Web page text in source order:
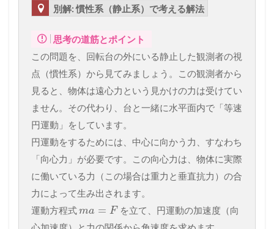
別解: 慣性系（静止系）で考える解法
思考の道筋とポイント
この問題を、回転台の外にいる静止した観測者の視
点（慣性系）から見てみましょう。この観測者から
見ると、物体は遠心力という見かけの力は受けてい
ません。その代わり、台と一緒に水平面内で「等速
円運動」をしています。
円運動をするためには、中心に向かう力、すなわち
「向心力」が必要です。この向心力は、物体に実際
に働いている力（この場合は重力と垂直抗力）の合
力によって生み出されます。
運動方程式ma = F を立て、円運動の加速度（向